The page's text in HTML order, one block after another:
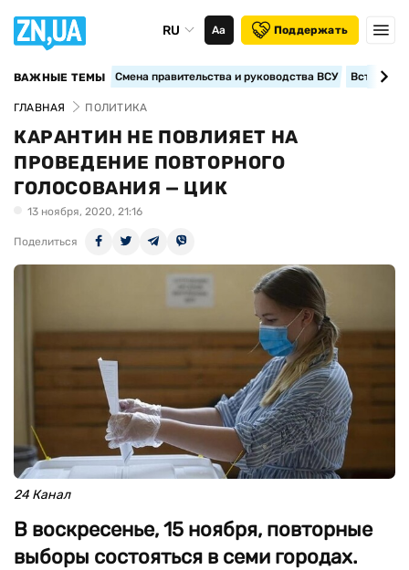
RU Аа Поддержать
ВАЖНЫЕ ТЕМЫ Смена правительства и руководства ВСУ
ГЛАВНАЯ ПОЛИТИКА
КАРАНТИН НЕ ПОВЛИЯЕТ НА
ПРОВЕДЕНИЕ ПОВТОРНОГО
ГОЛОСОВАНИЯ — ЦИК
13 ноября, 2020, 21:16
Поделиться
24 Канал
В воскресенье, 15 ноября, повторные
выборы состояться в семи городах.